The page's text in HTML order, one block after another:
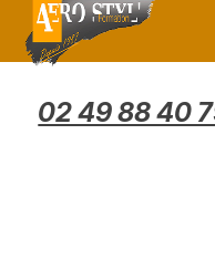
02 49 88 40
Panneau de gestion des